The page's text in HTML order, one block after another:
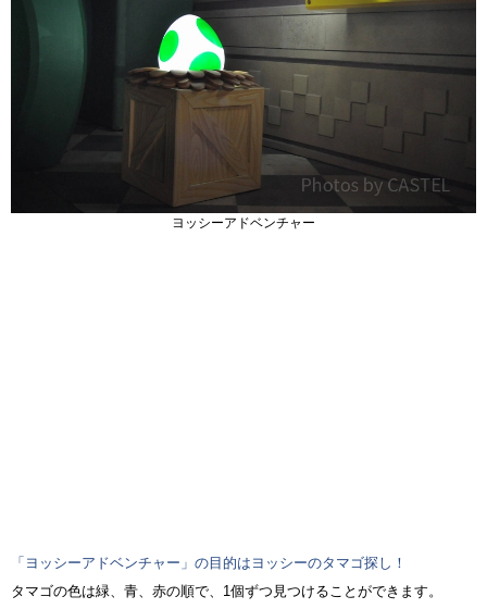
ヨッシーアドベンチャー
「ヨッシーアドベンチャー」の目的はヨッシーのタマゴ探し！
タマゴの色は緑、青、赤の順で、1個ずつ見つけることができます。